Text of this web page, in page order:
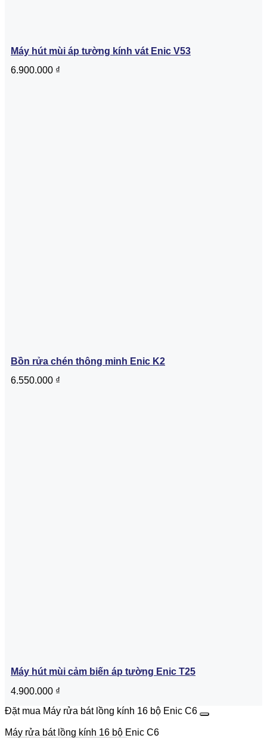
Máy hút mùi áp tường kính vát Enic V53
6.900.000 ₫
Bồn rửa chén thông minh Enic K2
6.550.000 ₫
Máy hút mùi cảm biến áp tường Enic T25
4.900.000 ₫
Đặt mua Máy rửa bát lồng kính 16 bộ Enic C6
Máy rửa bát lồng kính 16 bộ Enic C6